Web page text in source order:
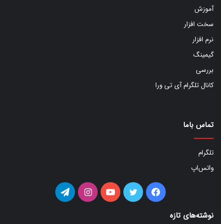
آموزش
سخت افزار
نرم افزار
گیمینگ
بررسی
کانال تلگرام آی تی ورا
تماس باما
تلگرام
واتس‌اپ
فیس توییتر یوتیوب اینستاگرامتلگرام
نوشته‌های تازه